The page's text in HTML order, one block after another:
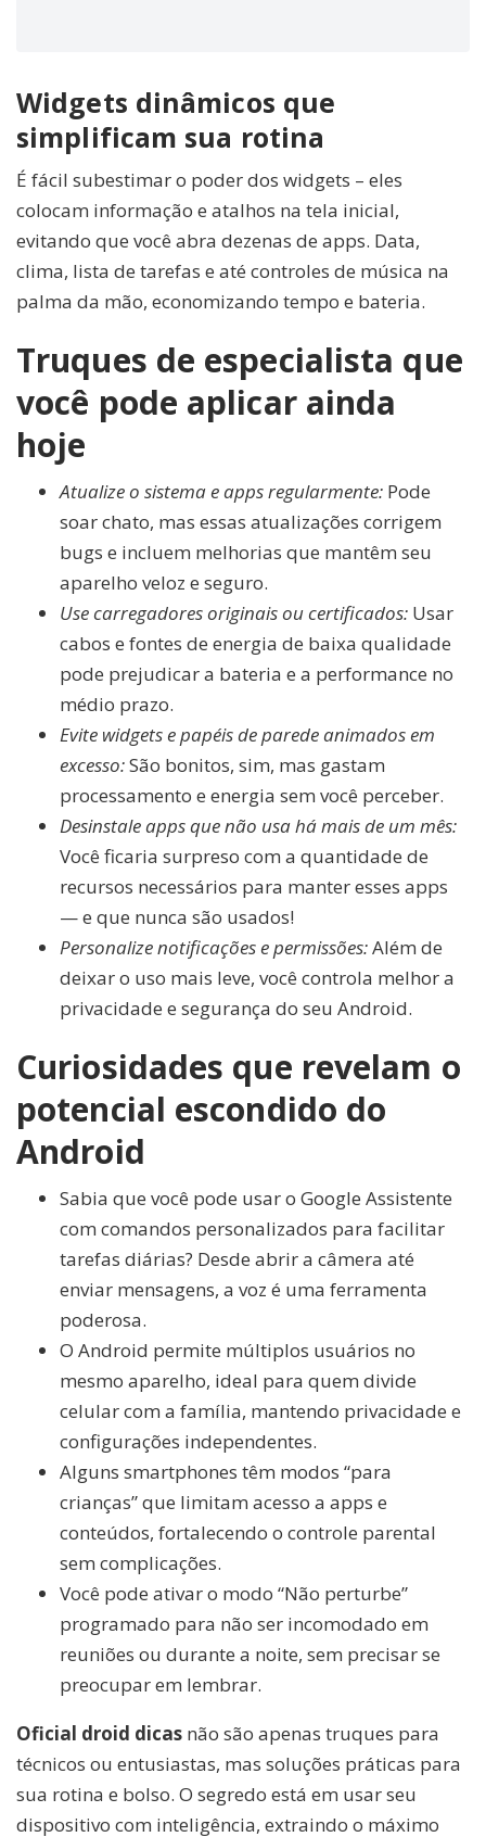
Widgets dinâmicos que
simplificam sua rotina
É fácil subestimar o poder dos widgets – eles
colocam informação e atalhos na tela inicial,
evitando que você abra dezenas de apps. Data,
clima, lista de tarefas e até controles de música na
palma da mão, economizando tempo e bateria.
Truques de especialista que
você pode aplicar ainda
hoje
Atualize o sistema e apps regularmente: Pode
soar chato, mas essas atualizações corrigem
bugs e incluem melhorias que mantêm seu
aparelho veloz e seguro.
Use carregadores originais ou certificados: Usar
cabos e fontes de energia de baixa qualidade
pode prejudicar a bateria e a performance no
médio prazo.
Evite widgets e papéis de parede animados em
excesso:São bonitos, sim, mas gastam
processamento e energia sem você perceber.
Desinstale apps que não usa há mais de um mês:
Você ficaria surpreso com a quantidade de
recursos necessários para manter esses apps
— e que nunca são usados!
Personalize notificações e permissões:Além de
deixar o uso mais leve, você controla melhor a
privacidade e segurança do seu Android.
Curiosidades que revelam o
potencial escondido do
Android
Sabia que você pode usar o Google Assistente
com comandos personalizados para facilitar
tarefas diárias? Desde abrir a câmera até
enviar mensagens, a voz é uma ferramenta
poderosa.
O Android permite múltiplos usuários no
mesmo aparelho, ideal para quem divide
celular com a família, mantendo privacidade e
configurações independentes.
Alguns smartphones têm modos “para
crianças” que limitam acesso a apps e
conteúdos, fortalecendo o controle parental
sem complicações.
Você pode ativar o modo “Não perturbe”
programado para não ser incomodado em
reuniões ou durante a noite, sem precisar se
preocupar em lembrar.
Oficial droid dicas não são apenas truques para
técnicos ou entusiastas, mas soluções práticas para
sua rotina e bolso. O segredo está em usar seu
dispositivo com inteligência, extraindo o máximo